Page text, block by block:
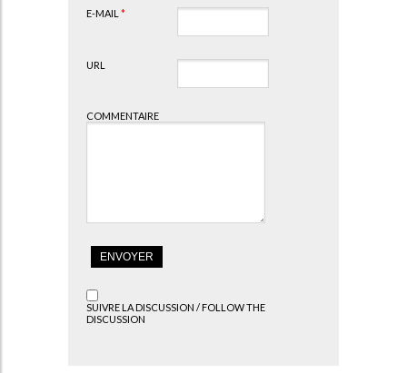
E-MAIL *
URL
COMMENTAIRE
SUIVRE LA DISCUSSION / FOLLOW THE
DISCUSSION